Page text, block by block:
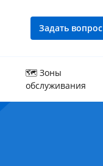
Задать вопрос
🗺 Зоны
обслуживания